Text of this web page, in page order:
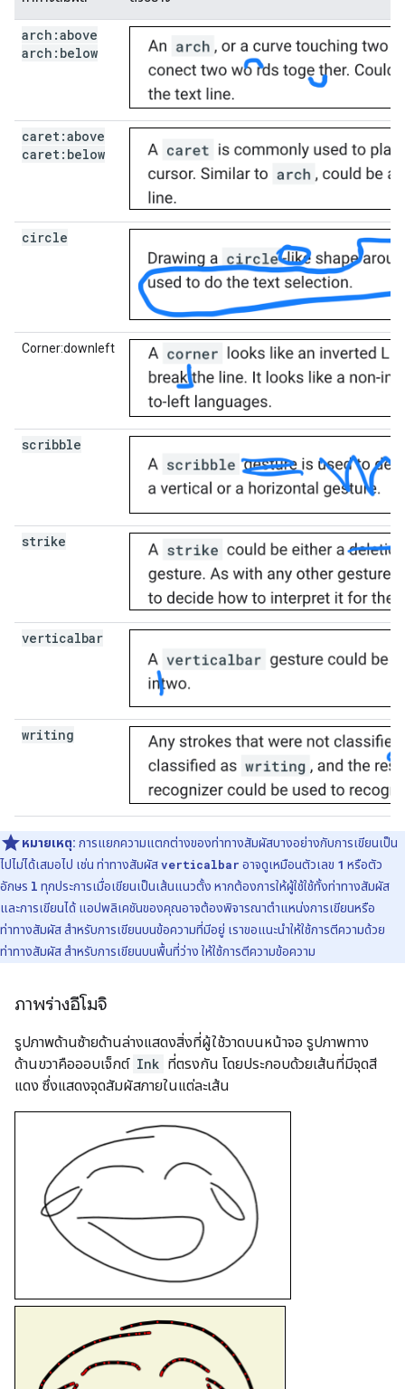
arch:above
arch:below
caret:above
caret:below
circle
Corner:downleft
scribble
strike
verticalbar
writing
หมายเหตุ: การแยกความแตกต่างของท่าทางสัมผัสบางอย่างกับการเขียนเป็น
ไปไม่ได้เสมอไป เช่น ท่าทางสัมผัสverticalbar อาจดูเหมือนตัวเลข 1 หรือตัว
อักษร l ทุกประการเมื่อเขียนเป็นเส้นแนวตั้ง หากต้องการให้ผู้ใช้ใช้ทั้งท่าทางสัมผัส
และการเขียนได้ แอปพลิเคชันของคุณอาจต้องพิจารณาตำแหน่งการเขียนหรือ
ท่าทางสัมผัส สำหรับการเขียนบนข้อความที่มีอยู่ เราขอแนะนำให้ใช้การตีความด้วย
ท่าทางสัมผัส สำหรับการเขียนบนพื้นที่ว่าง ให้ใช้การตีความข้อความ
ภาพร่างอีโมจิ
รูปภาพด้านซ้ายด้านล่างแสดงสิ่งที่ผู้ใช้วาดบนหน้าจอ รูปภาพทาง
ด้านขวาคือออบเจ็กต์ Ink ที่ตรงกัน โดยประกอบด้วยเส้นที่มีจุดสี
แดง ซึ่งแสดงจุดสัมผัสภายในแต่ละเส้น